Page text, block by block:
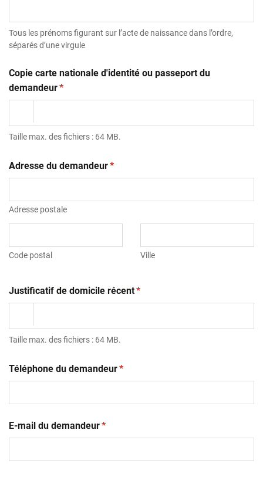
Tous les prénoms figurant sur l’acte de naissance dans l’ordre,
séparés d’une virgule
Copie carte nationale d'identité ou passeport du
demandeur(obligatoire)
*
Taille max. des fichiers : 64 MB.
Adresse du demandeur(obligatoire)
*
Adresse postale
Code postal Ville
Justificatif de domicile récent(obligatoire)
*
Taille max. des fichiers : 64 MB.
Téléphone du demandeur(obligatoire)
*
E-mail du demandeur(obligatoire)
*